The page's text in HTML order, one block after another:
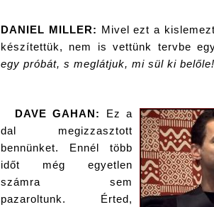
DANIEL MILLER: Mivel ezt a
készítettük, nem is vettünk tervbe
egy próbát, s meglátjuk, mi sül ki
DAVE GAHAN:
Ez a
dal megizzasztott
bennünket. Ennél több
időt még egyetlen
számra sem
pazaroltunk. Érted,